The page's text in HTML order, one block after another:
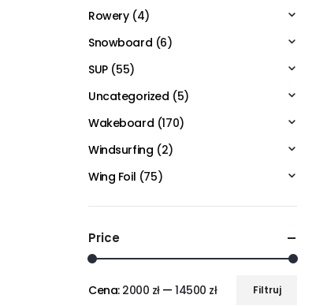
Rowery (4)
Snowboard (6)
SUP (55)
Uncategorized (5)
Wakeboard (170)
Windsurfing (2)
Wing Foil (75)
Price
Filtruj
Cena: 2000 zł—14500 zł